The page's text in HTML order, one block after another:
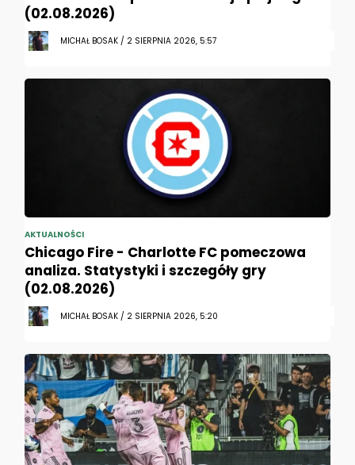
(02.08.2026)
MICHAŁ BOSAK / 2 SIERPNIA 2026, 5:57
AKTUALNOŚCI
Chicago Fire - Charlotte FC pomeczowa
analiza. Statystyki i szczegóły gry
(02.08.2026)
MICHAŁ BOSAK / 2 SIERPNIA 2026, 5:20